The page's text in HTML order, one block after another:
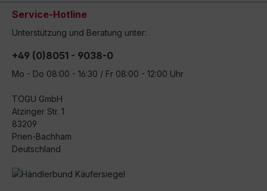
Service-Hotline
Unterstützung und Beratung unter:
+49 (0)8051 - 9038-0
Mo - Do 08:00 - 16:30 / Fr 08:00 - 12:00 Uhr
TOGU GmbH
Atzinger Str. 1
83209
Prien-Bachham
Deutschland